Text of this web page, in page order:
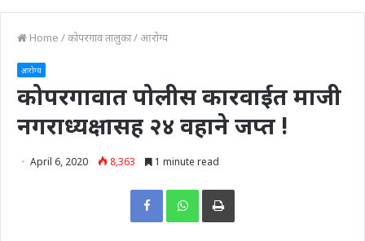
Home /कोपरगाव तालुका/ आरोग्य
आरोग्य
कोपरगावात पोलीस कारवाईत माजी
नगराध्यक्षासह २४ वहाने जप्त !
April 6, 2020 8,363 1 minute read
Print